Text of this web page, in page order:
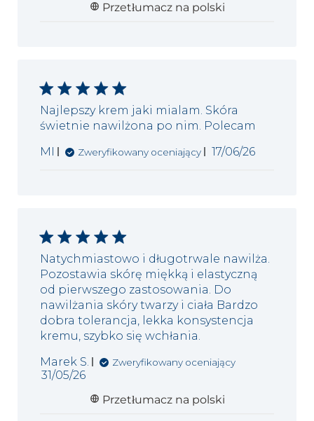
Przetłumacz na polski
Najlepszy krem jaki mialam. Skóra
świetnie nawilżona po nim. Polecam
MI
Zweryfikowany oceniający
Data
17/06/26
Natychmiastowo i długotrwale nawilża.
Pozostawia skórę miękką i elastyczną
od pierwszego zastosowania. Do
nawilżania skóry twarzy i ciała Bardzo
dobra tolerancja, lekka konsystencja
kremu, szybko się wchłania.
Marek S.
Zweryfikowany oceniający
Data
31/05/26
Przetłumacz na polski